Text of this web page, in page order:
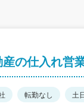
の仕入れ営
転勤なし 土